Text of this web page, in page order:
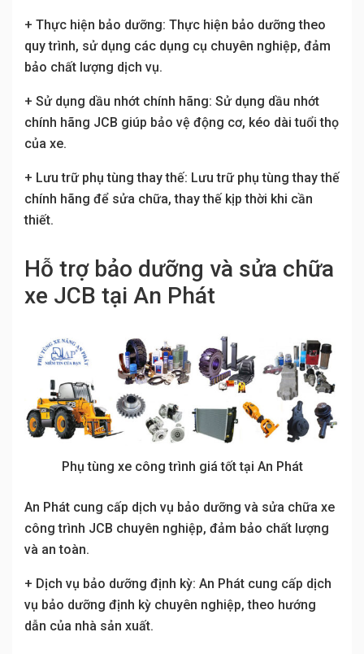
+ Thực hiện bảo dưỡng: Thực hiện bảo dưỡng theo
quy trình, sử dụng các dụng cụ chuyên nghiệp, đảm
bảo chất lượng dịch vụ.
+ Sử dụng dầu nhớt chính hãng: Sử dụng dầu nhớt
chính hãng JCB giúp bảo vệ động cơ, kéo dài tuổi thọ
của xe.
+ Lưu trữ phụ tùng thay thế: Lưu trữ phụ tùng thay thế
chính hãng để sửa chữa, thay thế kịp thời khi cần
thiết.
Hỗ trợ bảo dưỡng và sửa chữa
xe JCB tại An Phát
Phụ tùng xe công trình giá tốt tại An Phát
An Phát cung cấp dịch vụ bảo dưỡng và sửa chữa xe
công trình JCB chuyên nghiệp, đảm bảo chất lượng
và an toàn.
+ Dịch vụ bảo dưỡng định kỳ: An Phát cung cấp dịch
vụ bảo dưỡng định kỳ chuyên nghiệp, theo hướng
dẫn của nhà sản xuất.